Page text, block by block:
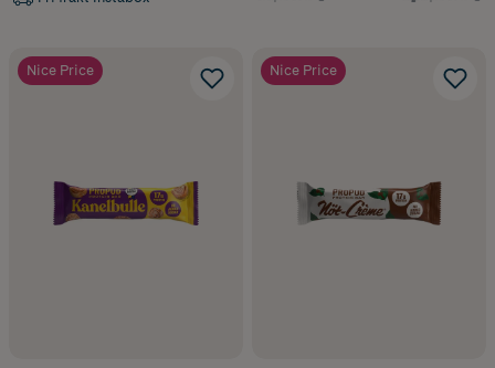
Nice Price Nice Price